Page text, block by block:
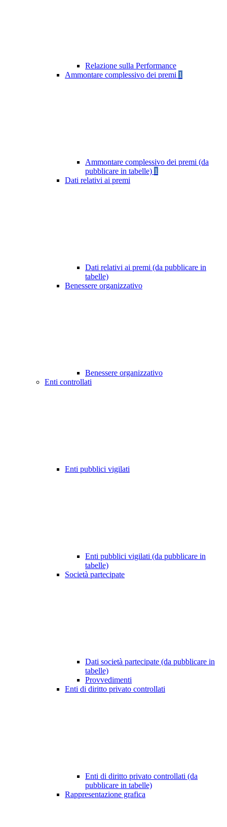
Relazione sulla Performance
Ammontare complessivo dei premi 1
Ammontare complessivo dei premi (da
pubblicare in tabelle) 1
Dati relativi ai premi
Dati relativi ai premi (da pubblicare in
tabelle)
Benessere organizzativo
Benessere organizzativo
Enti controllati
Enti pubblici vigilati
Enti pubblici vigilati (da pubblicare in
tabelle)
Società partecipate
Dati società partecipate (da pubblicare in
tabelle)
Provvedimenti
Enti di diritto privato controllati
Enti di diritto privato controllati (da
pubblicare in tabelle)
Rappresentazione grafica